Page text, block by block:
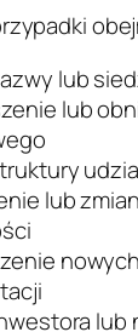
lub
lub
lub
lub